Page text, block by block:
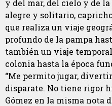
y del mar, del cielo y de
alegre y solitario,
que realiza un viaje
profundo de la pampa
también un viaje
colonia hasta la época
“Me permito jugar,
disparate. No tiene rigor
Gómez en la misma nota